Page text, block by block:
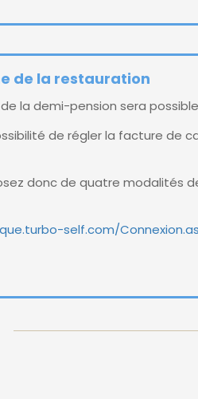
de la restauration
la demi-pension sera
de régler la facture de
donc de quatre modalités
self.com/